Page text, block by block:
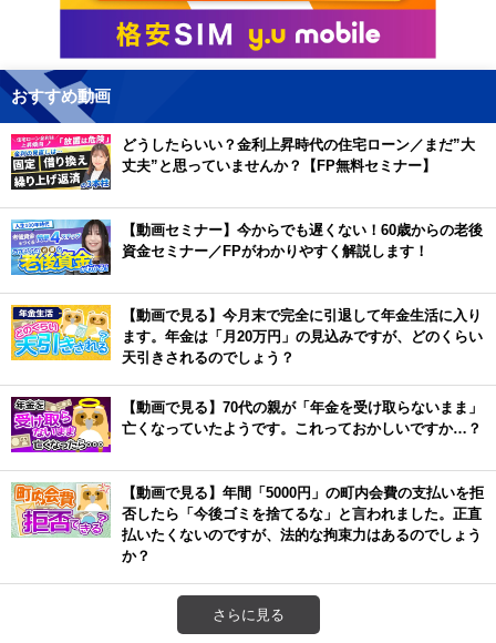
おすすめ動画
どうしたらいい？金利上昇時代の住宅ローン／まだ”大
丈夫”と思っていませんか？【FP無料セミナー】
【動画セミナー】今からでも遅くない！60歳からの老後
資金セミナー／FPがわかりやすく解説します！
【動画で見る】今月末で完全に引退して年金生活に入り
ます。年金は「月20万円」の見込みですが、どのくらい
天引きされるのでしょう？
【動画で見る】70代の親が「年金を受け取らないまま」
亡くなっていたようです。これっておかしいですか…？
【動画で見る】年間「5000円」の町内会費の支払いを拒
否したら「今後ゴミを捨てるな」と言われました。正直
払いたくないのですが、法的な拘束力はあるのでしょう
か？
さらに見る